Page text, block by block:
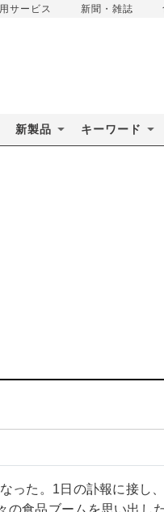
サービス 新聞・雑誌
新製品 キーワード
った。1日の訃報に接し
食品ブームを思い出し